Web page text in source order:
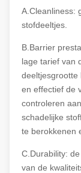
A.Cleanliness:
stofdeeltjes.
B.Barrier
lage tarief van
deeltjesgrootte
en effectief de
controleren
schadelijke
te berokkenen
C.Durability:
van de